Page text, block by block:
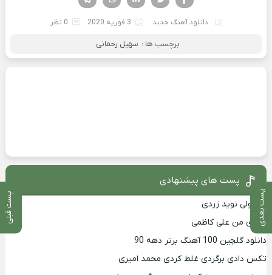
پست بعدی پست قبلی
دانلود آهنگ جدید 3 فوریه 2020 0 نظر
برچسب ها : سهیل رحمانی
پست های پیشنهادی
تو گولی نوید زردی
آرزوی من علی کاظمی
دانلود گلچین 100 آهنگ برتر دهه 90
تکس دادی برگردی غلط کردی محمد امیری